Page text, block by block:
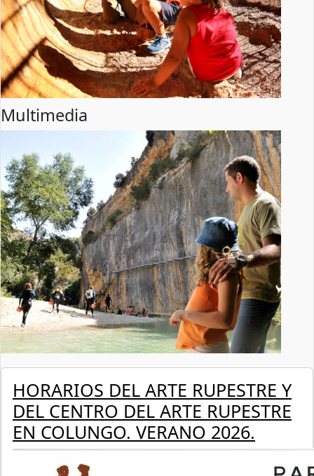
Multimedia
HORARIOS DEL ARTE RUPESTRE Y
DEL CENTRO DEL ARTE RUPESTRE
EN COLUNGO. VERANO 2026.